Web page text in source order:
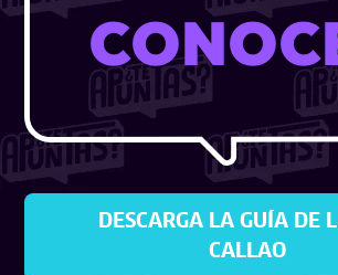
DESCARGA LA GUÍA DE
CALLAO